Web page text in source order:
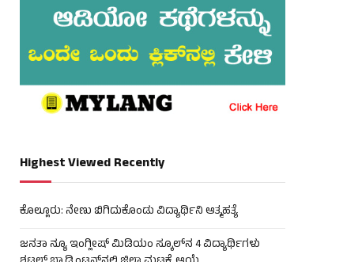
Highest Viewed Recently
ಕೊಲ್ಲೂರು: ನೇಣು ಬಿಗಿದುಕೊಂಡು ವಿದ್ಯಾರ್ಥಿನಿ ಆತ್ಮಹತ್ಯೆ
ಜನತಾ ನ್ಯೂ ಇಂಗ್ಲೀಷ್ ಮಿಡಿಯಂ ಸ್ಕೂಲ್‌ನ 4 ವಿದ್ಯಾರ್ಥಿಗಳು